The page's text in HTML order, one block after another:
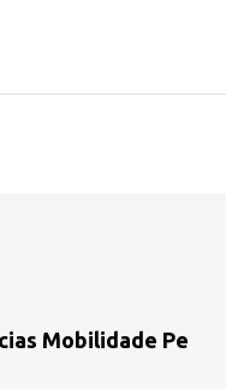
Mobilidade Pe